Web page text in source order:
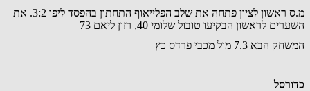
מ.ס ראשון לציון פתחה את שלב הפלייאוף התחתון בהפסד ליפו 3:2. את
השערים לראשון הבקיעו טובול שלומי 40, רזון ליאם 73
המשחק הבא 7.3 מול מכבי פרדס כץ
כדורסל